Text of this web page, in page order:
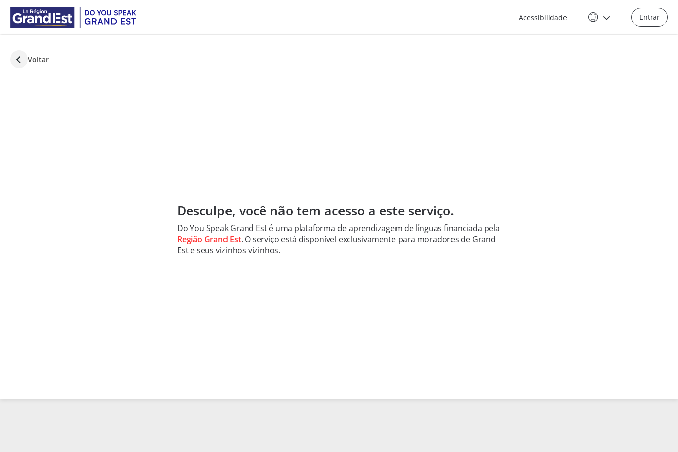
Ir para Conteúdo Principal
Acessibilidade Entrar
Voltar
Desculpe, você não tem acesso a este serviço.
Do You Speak Grand Est é uma plataforma de aprendizagem de línguas financiada pela
Região Grand Est. O serviço está disponível exclusivamente para moradores de Grand
Est e seus vizinhos vizinhos.